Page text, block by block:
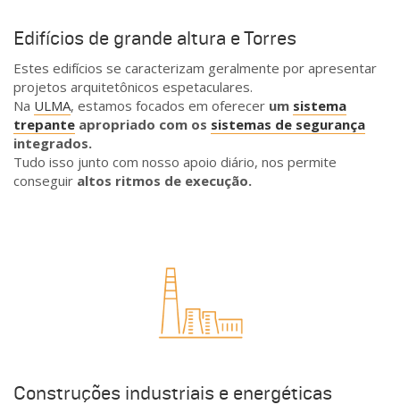
Edifícios de grande altura e Torres
Estes edifícios se caracterizam geralmente por apresentar
projetos arquitetônicos espetaculares.
Na ULMA, estamos focados em oferecer um sistema
trepante apropriado com os sistemas de segurança
integrados.
Tudo isso junto com nosso apoio diário, nos permite
conseguir altos ritmos de execução.
Construções industriais e energéticas